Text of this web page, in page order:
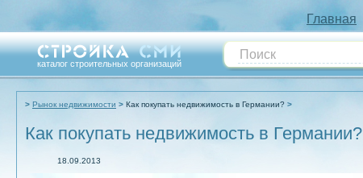
Главная
каталог строительных организаций
Рынок недвижимости Как покупать недвижимость в Германии?
Как покупать недвижимость в Германии?
18.09.2013